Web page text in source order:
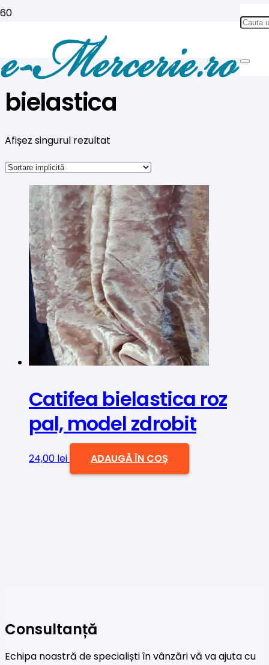
bielastica
Afișez singurul rezultat
Catifea bielastica roz
pal, model zdrobit
24,00 lei ADAUGĂ ÎN COȘ
Consultanță
Echipa noastră de specialiști în vânzări vă va ajuta cu